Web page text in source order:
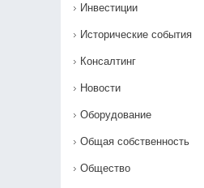
Инвестиции
Исторические события
Консалтинг
Новости
Оборудование
Общая собственность
Общество